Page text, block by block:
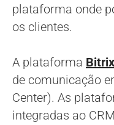
plataforma onde
os clientes.
A plataforma
de comunicação
Center). As
integradas ao